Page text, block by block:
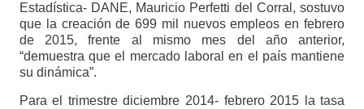
Estadística- DANE, Mauricio Perfetti del Corral, sostuvo
que la creación de 699 mil nuevos empleos en febrero
de 2015, frente al mismo mes del año anterior,
“demuestra que el mercado laboral en el país mantiene
su dinámica”.
Para el trimestre diciembre 2014- febrero 2015 la tasa